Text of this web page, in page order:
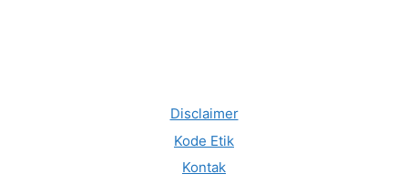
Disclaimer
Kode Etik
Kontak